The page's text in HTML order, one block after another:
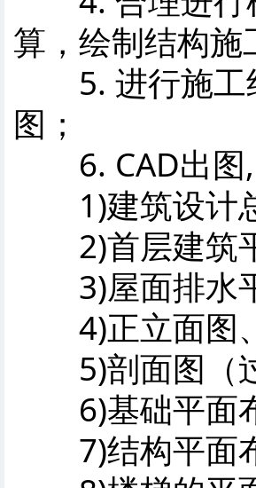
算，绘制结构施
5. 进行施工
图；
6. CAD出图,
1)建筑设计
2)首层建筑
3)屋面排水
4)正立面图
5)剖面图（过
6)基础平面
7)结构平面